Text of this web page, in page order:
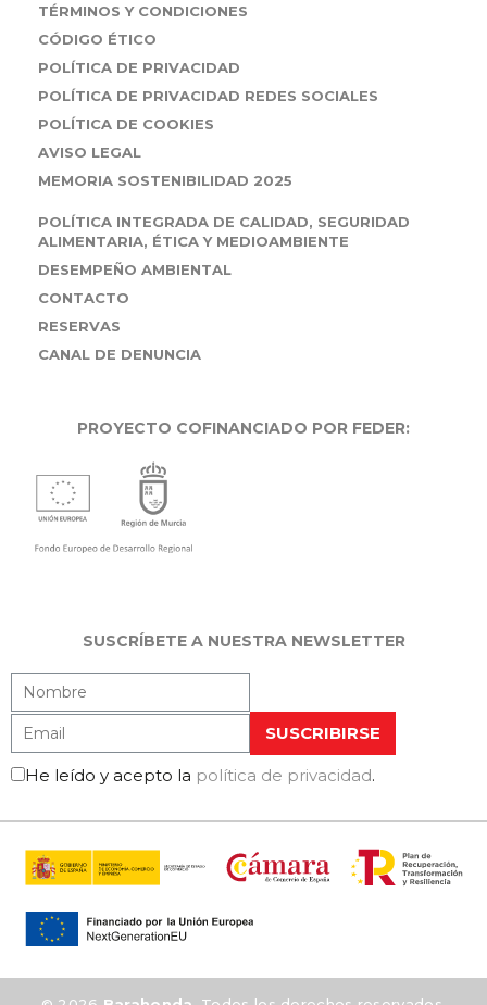
TÉRMINOS Y CONDICIONES
CÓDIGO ÉTICO
POLÍTICA DE PRIVACIDAD
POLÍTICA DE PRIVACIDAD REDES SOCIALES
POLÍTICA DE COOKIES
AVISO LEGAL
MEMORIA SOSTENIBILIDAD 2025
POLÍTICA INTEGRADA DE CALIDAD, SEGURIDAD
ALIMENTARIA, ÉTICA Y MEDIOAMBIENTE
DESEMPEÑO AMBIENTAL
CONTACTO
RESERVAS
CANAL DE DENUNCIA
PROYECTO COFINANCIADO POR FEDER:
SUSCRÍBETE A NUESTRA NEWSLETTER
He leído y acepto la política de privacidad.